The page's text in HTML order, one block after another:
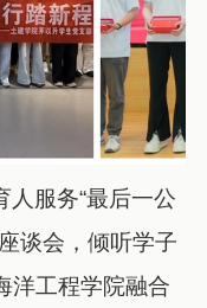
服务“最后一公
谈会，倾听学子
洋工程学院融合